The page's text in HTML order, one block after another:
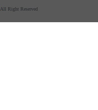
All Right Reserved